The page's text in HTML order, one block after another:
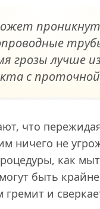
грозы лучше
с проточной
что
ничего не
как
быть
гремит и